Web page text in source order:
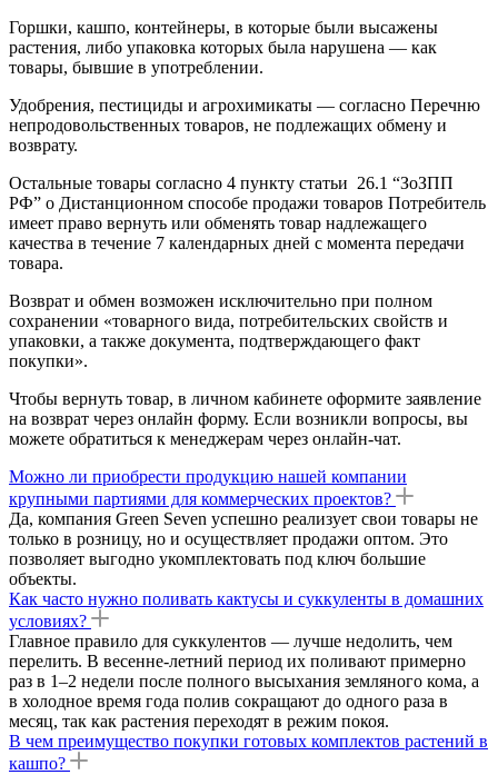
Горшки, кашпо, контейнеры, в которые были высажены
растения, либо упаковка которых была нарушена — как
товары, бывшие в употреблении.
Удобрения, пестициды и агрохимикаты — согласно Перечню
непродовольственных товаров, не подлежащих обмену и
возврату.
Остальные товары согласно 4 пункту статьи 26.1 “ЗоЗПП
РФ” о Дистанционном способе продажи товаров Потребитель
имеет право вернуть или обменять товар надлежащего
качества в течение 7 календарных дней с момента передачи
товара.
Возврат и обмен возможен исключительно при полном
сохранении «товарного вида, потребительских свойств и
упаковки, а также документа, подтверждающего факт
покупки».
Чтобы вернуть товар, в личном кабинете оформите заявление
на возврат через онлайн форму. Если возникли вопросы, вы
можете обратиться к менеджерам через онлайн-чат.
Можно ли приобрести продукцию нашей компании
крупными партиями для коммерческих проектов?
Да, компания Green Seven успешно реализует свои товары не
только в розницу, но и осуществляет продажи оптом. Это
позволяет выгодно укомплектовать под ключ большие
объекты.
Как часто нужно поливать кактусы и суккуленты в домашних
условиях?
Главное правило для суккулентов — лучше недолить, чем
перелить. В весенне-летний период их поливают примерно
раз в 1–2 недели после полного высыхания земляного кома, а
в холодное время года полив сокращают до одного раза в
месяц, так как растения переходят в режим покоя.
В чем преимущество покупки готовых комплектов растений в
кашпо?